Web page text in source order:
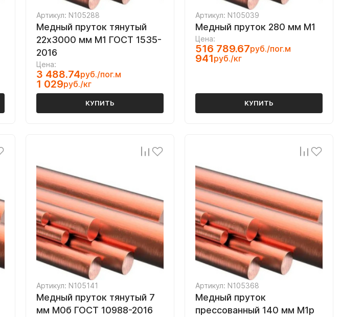
Артикул: N105288
Медный пруток тянутый
22х3000 мм М1 ГОСТ 1535-
2016
Цена:
3 488.74руб./пог.м
1 029руб./кг
КУПИТЬ
Артикул: N105039
Медный пруток 280 мм М1
Цена:
516 789.67руб./пог.м
941руб./кг
КУПИТЬ
Артикул: N105141
Медный пруток тянутый 7
мм М0б ГОСТ 10988-2016
Артикул: N105368
Медный пруток
прессованный 140 мм М1р